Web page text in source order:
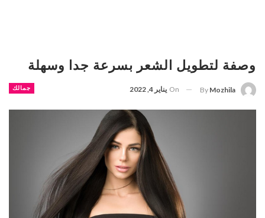
وصفة لتطويل الشعر بسرعة جدا وسهلة
جمالك By Mozhila
On يناير 4, 2022